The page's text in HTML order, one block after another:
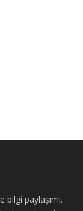
paylaşımı.